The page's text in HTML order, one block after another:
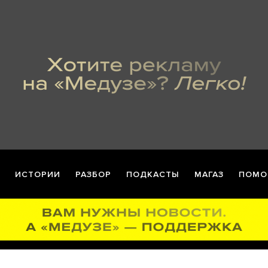
ИСТОРИИ РАЗБОР ПОДКАСТЫ МАГАЗ